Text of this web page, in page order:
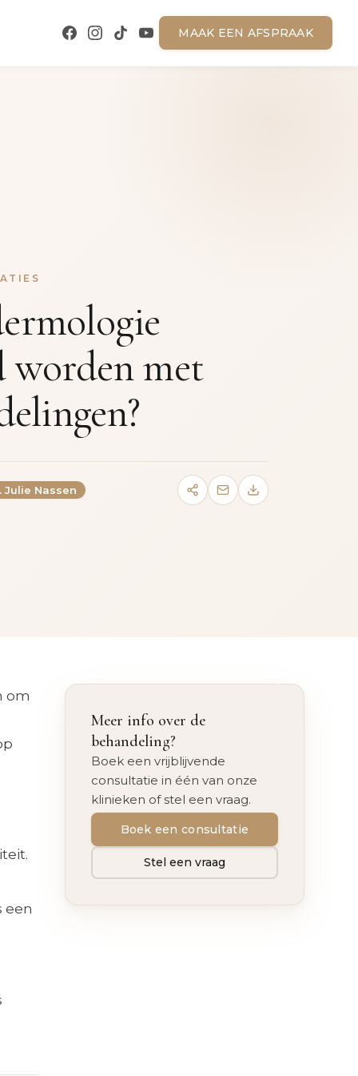
MAAK EEN AFSPRAAK
worden met
Julie Nassen
om
een
Meer info over de
behandeling?
Boek een vrijblijvende
consultatie in één van onze
klinieken of stel een vraag.
Boek een consultatie
Stel een vraag